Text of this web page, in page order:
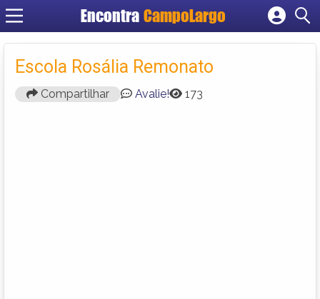
Encontra CampoLargo
Cadastrar empresa
Criar conta
Escola Rosália Remonato
Compartilhar Avalie! 173